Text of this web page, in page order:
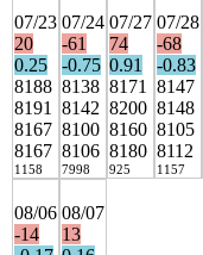
07/23
20
0.25
8188
8191
8167
8167
1158
07/24
-61
-0.75
8138
8142
8100
8106
7998
07/27
74
0.91
8171
8200
8160
8180
925
07/28
-68
-0.83
8147
8148
8105
8112
1157
08/06
-14
08/07
13